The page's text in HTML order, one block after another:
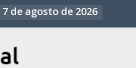
de agosto de 2026